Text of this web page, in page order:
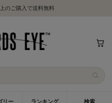
のご購入で送料無料
リー ランキング 検索